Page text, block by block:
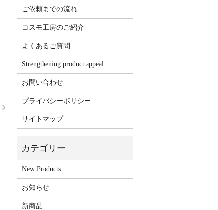
ご依頼までの流れ
コスモ工房のご紹介
よくあるご質問
Strengthening product appeal
お問い合わせ
プライバシーポリシー
サイトマップ
New Products
お知らせ
新商品